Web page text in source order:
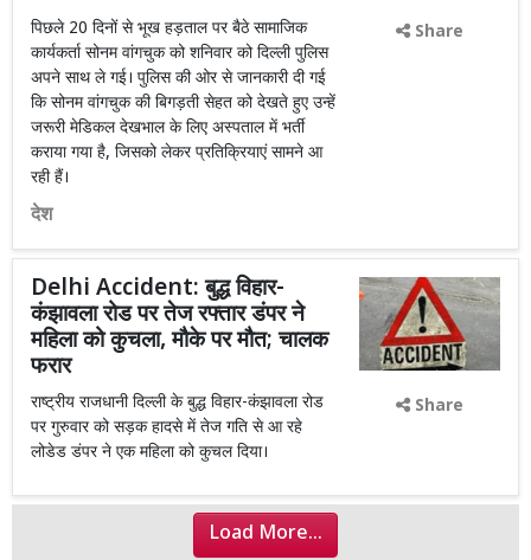
पिछले 20 दिनों से भूख हड़ताल पर बैठे सामाजिक
कार्यकर्ता सोनम वांगचुक को शनिवार को दिल्ली पुलिस
अपने साथ ले गई। पुलिस की ओर से जानकारी दी गई
कि सोनम वांगचुक की बिगड़ती सेहत को देखते हुए उन्हें
जरूरी मेडिकल देखभाल के लिए अस्पताल में भर्ती
कराया गया है, जिसको लेकर प्रतिक्रियाएं सामने आ
रही हैं।
देश
Share
Delhi Accident: बुद्ध विहार-
कंझावला रोड पर तेज रफ्तार डंपर ने
महिला को कुचला, मौके पर मौत; चालक
फरार
राष्ट्रीय राजधानी दिल्ली के बुद्ध विहार-कंझावला रोड
पर गुरुवार को सड़क हादसे में तेज गति से आ रहे
लोडेड डंपर ने एक महिला को कुचल दिया।
Share
Load More...